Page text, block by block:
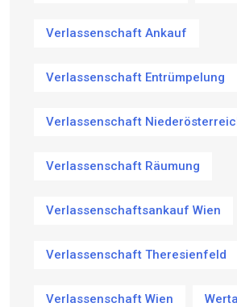
Verlassenschaft Ankauf
Verlassenschaft Entrümpelung
Verlassenschaft
Verlassenschaft Räumung
Verlassenschaftsankauf Wien
Verlassenschaft Theresienfeld
Verlassenschaft Wien